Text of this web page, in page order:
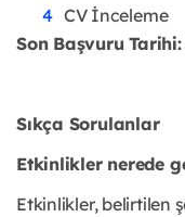
CV İnceleme
Son Başvuru Tarihi:
Sıkça Sorulanlar
Etkinlikler nerede
Etkinlikler, belirtilen